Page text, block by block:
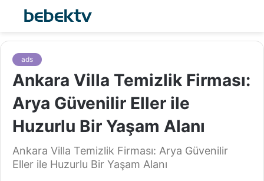
ads
Ankara Villa Temizlik Firması:
Arya Güvenilir Eller ile
Huzurlu Bir Yaşam Alanı
Ankara Villa Temizlik Firması: Arya Güvenilir
Eller ile Huzurlu Bir Yaşam Alanı